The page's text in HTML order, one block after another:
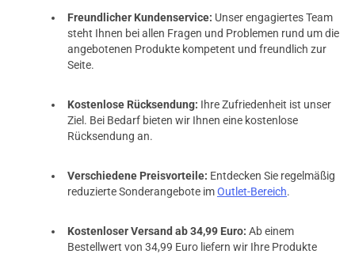
Freundlicher Kundenservice: Unser engagiertes Team
steht Ihnen bei allen Fragen und Problemen rund um die
angebotenen Produkte kompetent und freundlich zur
Seite.
Kostenlose Rücksendung: Ihre Zufriedenheit ist unser
Ziel. Bei Bedarf bieten wir Ihnen eine kostenlose
Rücksendung an.
Verschiedene Preisvorteile: Entdecken Sie regelmäßig
reduzierte Sonderangebote imOutlet-Bereich.
Kostenloser Versand ab 34,99 Euro: Ab einem
Bestellwert von 34,99 Euro liefern wir Ihre Produkte